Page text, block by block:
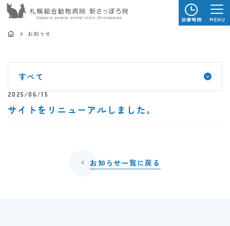
診療時間 MENU
お知らせ
すべて
2025/06/15
サイトをリニューアルしました。
お知らせ一覧に戻る